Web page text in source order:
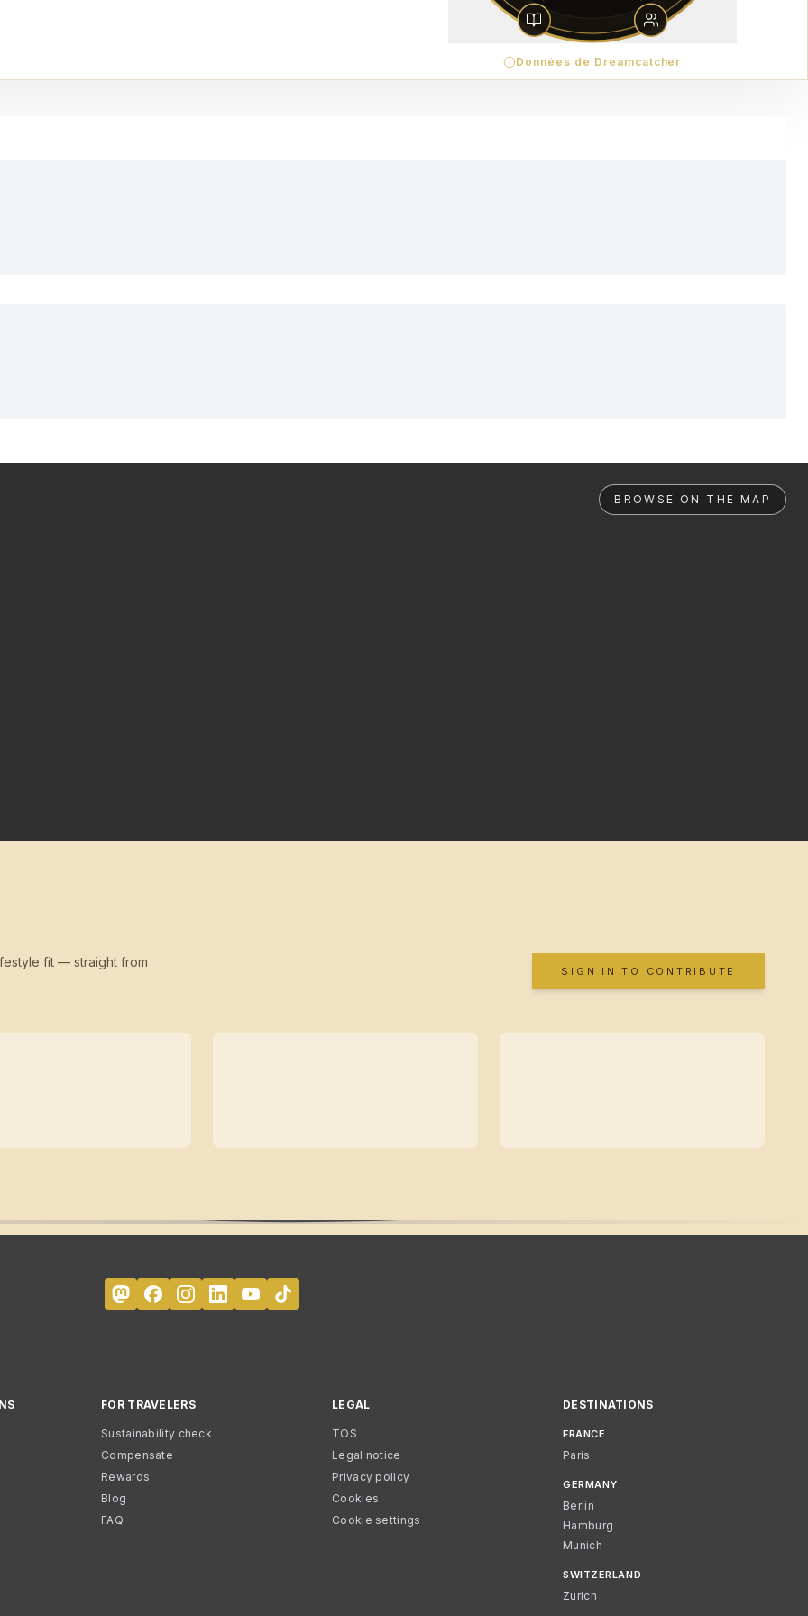
Données de Dreamcatcher
BROWSE ON THE MAP
fit — straight from
SIGN IN TO CONTRIBUTE
FOR TRAVELERS
Sustainability check
Compensate
Rewards
Blog
FAQ
LEGAL
TOS
Legal notice
Privacy policy
Cookies
Cookie settings
DESTINATIONS
FRANCE
Paris
GERMANY
Berlin
Hamburg
Munich
SWITZERLAND
Zurich